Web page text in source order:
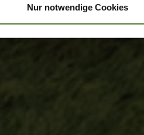
Nur notwendige Cookies